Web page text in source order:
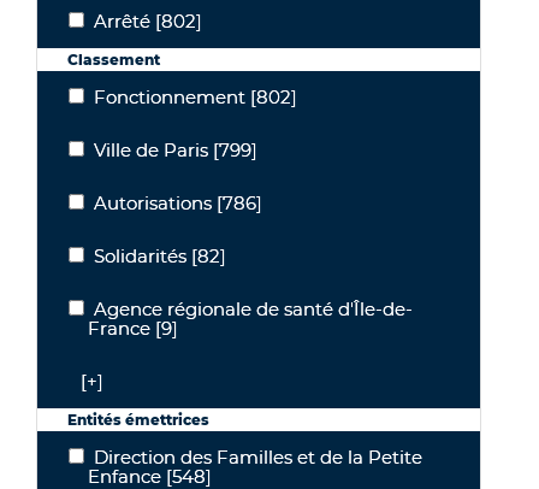
ArrêtéArrêté [802]
Classement
Fonctionnement
Fonctionnement [802]
Ville de Paris
Ville de Paris [799]
Autorisations
Autorisations [786]
Solidarités
Solidarités [82]
Agence régionale de santé d'Île-de-France
Agence régionale de santé d'Île-de-
France [9]
[+]
Entités émettrices
Direction des Familles et de la Petite Enfance
Direction des Familles et de la Petite
Enfance [548]